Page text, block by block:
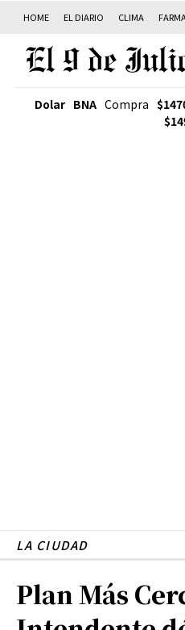
HOME EL DIARIO CLIMA
Dolar BNA Compra
LA CIUDAD
Plan Más